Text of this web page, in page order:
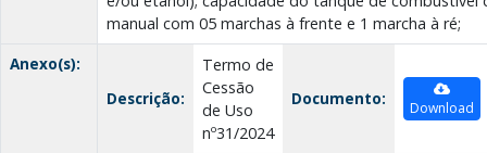
manual com 05 marchas à frente e 1 marcha à ré;
Anexo(s):
Descrição:
Termo de
Cessão
de Uso
nº31/2024
Documento: Download